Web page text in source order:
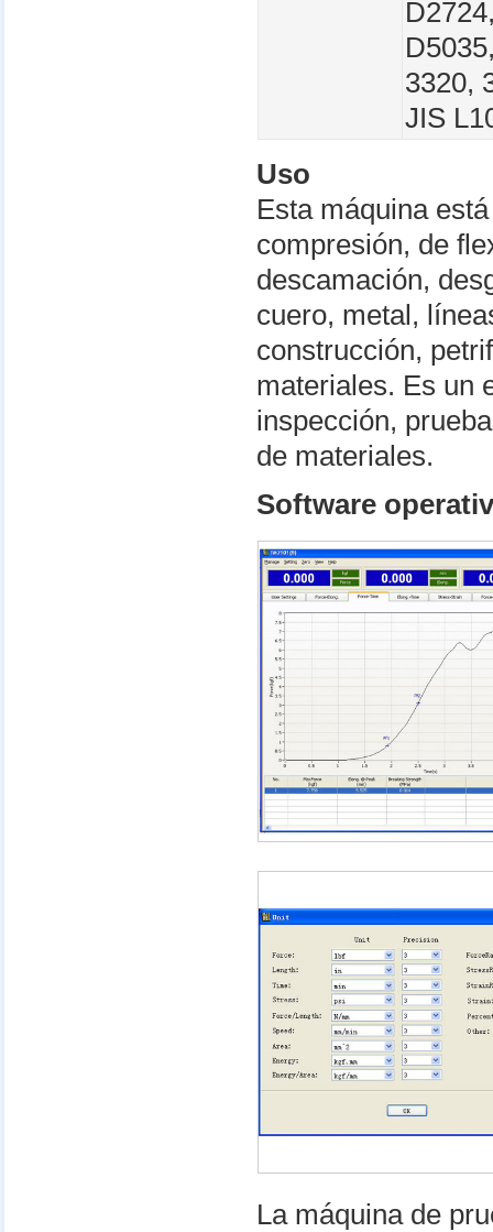
3320,
JIS
Uso
Esta máquina
compresión, de
descamación,
cuero, metal,
construcción,
materiales. Es un
inspección,
de materiales.
Software
La máquina de